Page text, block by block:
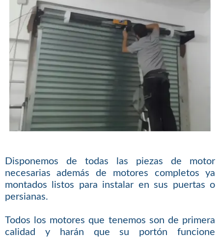
Disponemos de todas las piezas de motor
necesarias además de motores completos ya
montados listos para instalar en sus puertas o
persianas.
Todos los motores que tenemos son de primera
calidad y harán que su portón funcione